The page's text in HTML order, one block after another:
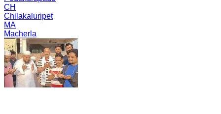
CH
Chilakaluripet
MA
Macherla